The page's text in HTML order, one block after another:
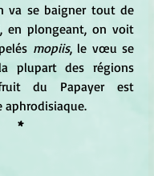
va se baigner tout de
en plongeant, on voit
mopiis, le vœu se
plupart des régions
du Papayer est
aphrodisiaque.
*